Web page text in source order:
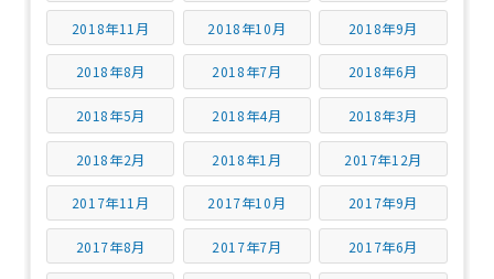
2018年11月 2018年10月 2018年9月
2018年8月 2018年7月 2018年6月
2018年5月 2018年4月 2018年3月
2018年2月 2018年1月 2017年12月
2017年11月 2017年10月 2017年9月
2017年8月 2017年7月 2017年6月